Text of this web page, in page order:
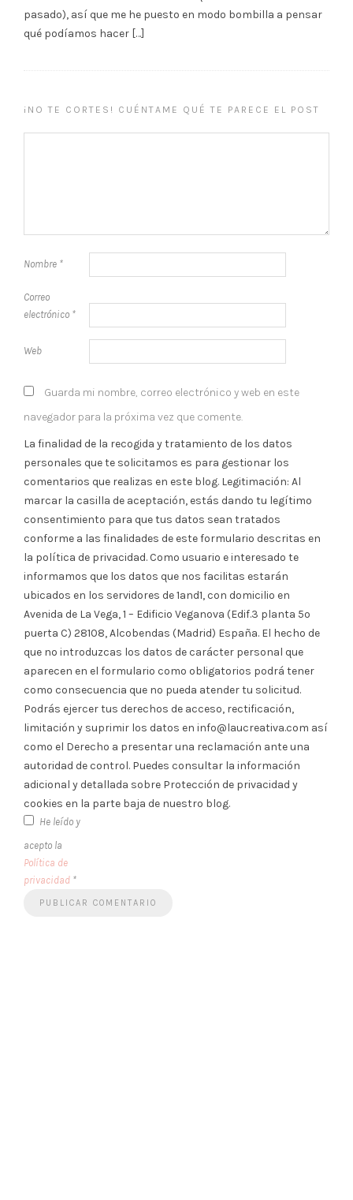
pasado), así que me he puesto en modo bombilla a pensar
qué podíamos hacer […]
¡NO TE CORTES! CUÉNTAME QUÉ TE PARECE EL POST
Nombre *
Correo
electrónico *
Web
Guarda mi nombre, correo electrónico y web en este
navegador para la próxima vez que comente.
La finalidad de la recogida y tratamiento de los datos
personales que te solicitamos es para gestionar los
comentarios que realizas en este blog. Legitimación: Al
marcar la casilla de aceptación, estás dando tu legítimo
consentimiento para que tus datos sean tratados
conforme a las finalidades de este formulario descritas en
la política de privacidad. Como usuario e interesado te
informamos que los datos que nos facilitas estarán
ubicados en los servidores de 1and1, con domicilio en
Avenida de La Vega, 1 – Edificio Veganova (Edif.3 planta 5º
puerta C) 28108, Alcobendas (Madrid) España. El hecho de
que no introduzcas los datos de carácter personal que
aparecen en el formulario como obligatorios podrá tener
como consecuencia que no pueda atender tu solicitud.
Podrás ejercer tus derechos de acceso, rectificación,
limitación y suprimir los datos en info@laucreativa.com así
como el Derecho a presentar una reclamación ante una
autoridad de control. Puedes consultar la información
adicional y detallada sobre Protección de privacidad y
cookies en la parte baja de nuestro blog.
He leído y
acepto la
Política de
privacidad *